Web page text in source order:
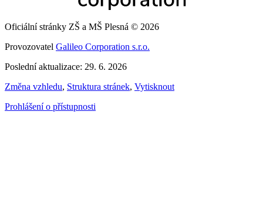
Oficiální stránky ZŠ a MŠ Plesná © 2026
Provozovatel Galileo Corporation s.r.o.
Poslední aktualizace: 29. 6. 2026
Změna vzhledu, Struktura stránek, Vytisknout
Prohlášení o přístupnosti